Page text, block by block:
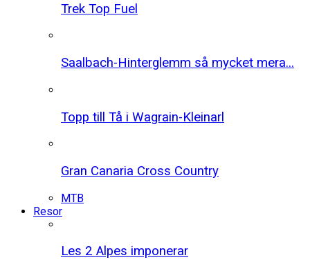
Trek Top Fuel
Saalbach-Hinterglemm så mycket mera...
Topp till Tå i Wagrain-Kleinarl
Gran Canaria Cross Country
MTB
Resor
Les 2 Alpes imponerar